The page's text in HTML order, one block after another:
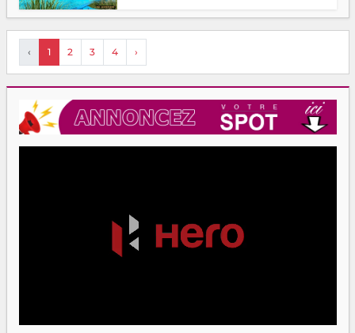
‹ 1 2 3 4 ›